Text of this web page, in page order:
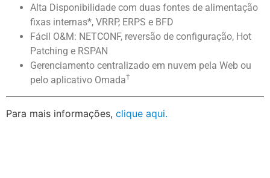
Alta Disponibilidade com duas fontes de alimentação
fixas internas*, VRRP, ERPS e BFD
Fácil O&M: NETCONF, reversão de configuração, Hot
Patching e RSPAN
Gerenciamento centralizado em nuvem pela Web ou
pelo aplicativo Omada†
Para mais informações, clique aqui.